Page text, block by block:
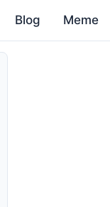
Blog Meme